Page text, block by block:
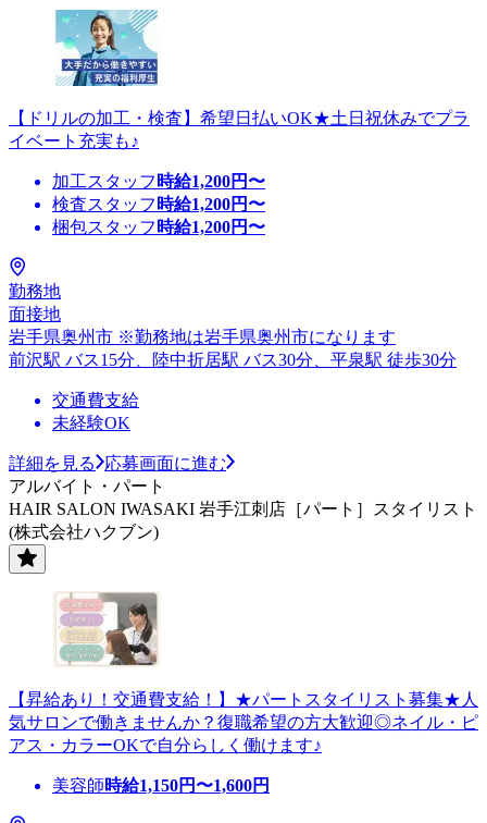
【ドリルの加工・検査】希望日払いOK★土日祝休みでプラ
イベート充実も♪
加工スタッフ 時給1,200円〜
検査スタッフ 時給1,200円〜
梱包スタッフ 時給1,200円〜
勤務地
面接地
岩手県奥州市 ※勤務地は岩手県奥州市になります
前沢駅 バス15分、陸中折居駅 バス30分、平泉駅 徒歩30分
交通費支給
未経験OK
詳細を見る
応募画面に進む
アルバイト・パート
HAIR SALON IWASAKI 岩手江刺店［パート］スタイリスト
(株式会社ハクブン)
【昇給あり！交通費支給！】★パートスタイリスト募集★人
気サロンで働きませんか？復職希望の方大歓迎◎ネイル・ピ
アス・カラーOKで自分らしく働けます♪
美容師時給1,150円〜1,600円